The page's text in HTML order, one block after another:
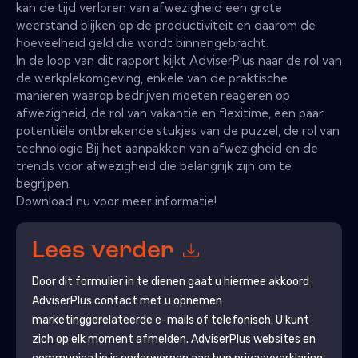
kan de tijd verloren van afwezigheid een grote
weerstand blijken op de productiviteit en daarom de
hoeveelheid geld die wordt binnengebracht.
In de loop van dit rapport kijkt AdviserPlus naar de rol van
de werkplekomgeving, enkele van de praktische
manieren waarop bedrijven moeten reageren op
afwezigheid, de rol van vakantie en flexitime, een paar
potentiële ontbrekende stukjes van de puzzel, de rol van
technologie Bij het aanpakken van afwezigheid en de
trends voor afwezigheid die belangrijk zijn om te
begrijpen.
Download nu voor meer informatie!
Lees verder
Door dit formulier in te dienen gaat u hiermee akkoord
AdviserPlus contact met u opnemen
marketinggerelateerde e-mails of telefonisch. U kunt
zich op elk moment afmelden. AdviserPlus websites en